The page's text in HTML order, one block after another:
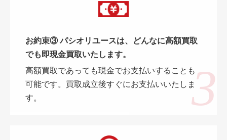
お約束③ パシオリユースは、どんなに高額買取
でも即現金買取いたします。
高額買取であっても現金でお支払いすることも
可能です。買取成立後すぐにお支払いいたしま
す。